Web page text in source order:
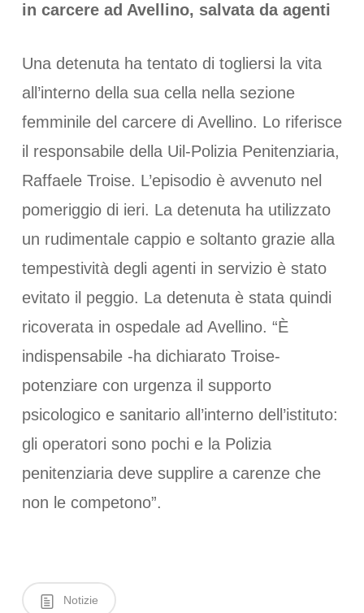
in carcere ad Avellino, salvata da agenti
Una detenuta ha tentato di togliersi la vita
all’interno della sua cella nella sezione
femminile del carcere di Avellino. Lo riferisce
il responsabile della Uil-Polizia Penitenziaria,
Raffaele Troise. L’episodio è avvenuto nel
pomeriggio di ieri. La detenuta ha utilizzato
un rudimentale cappio e soltanto grazie alla
tempestività degli agenti in servizio è stato
evitato il peggio. La detenuta è stata quindi
ricoverata in ospedale ad Avellino. “È
indispensabile -ha dichiarato Troise-
potenziare con urgenza il supporto
psicologico e sanitario all’interno dell’istituto:
gli operatori sono pochi e la Polizia
penitenziaria deve supplire a carenze che
non le competono”.
Notizie